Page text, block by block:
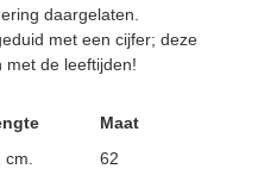
daargelaten.
met een cijfer; deze
met de leeftijden!
Maat
62